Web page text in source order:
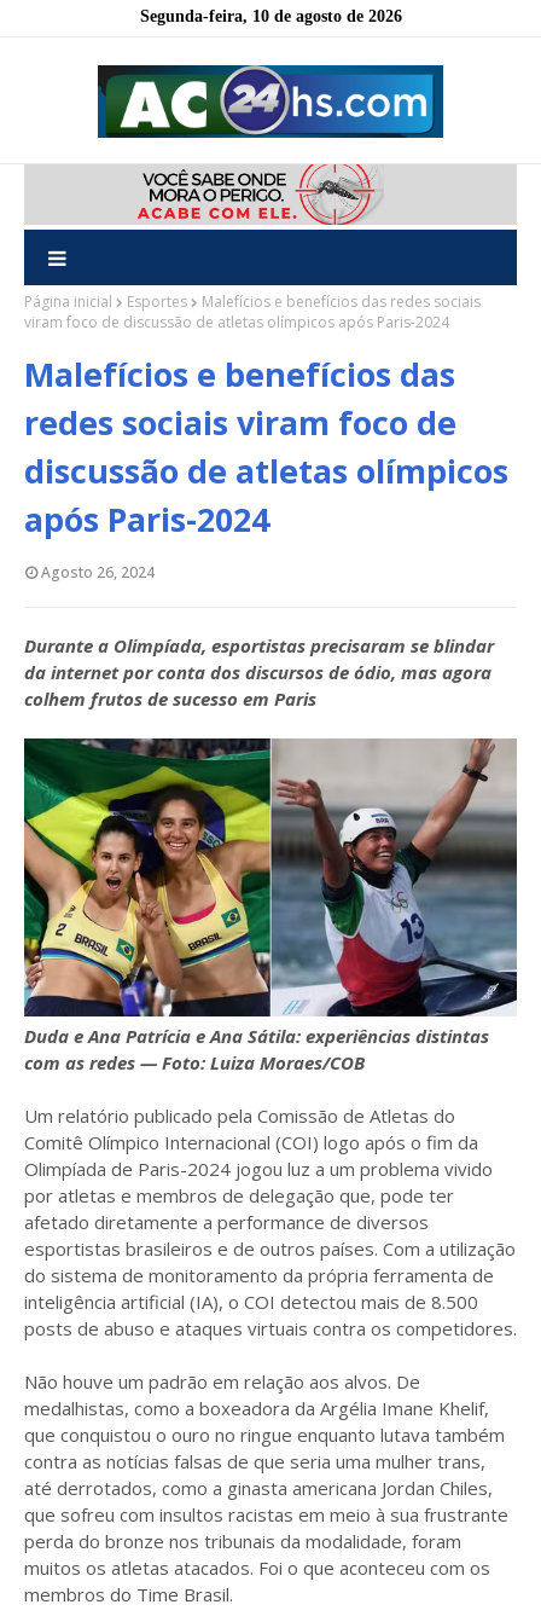
Segunda-feira, 10 de agosto de 2026
Página inicial Esportes
Malefícios e benefícios das redes sociais
viram foco de discussão de atletas olímpicos após Paris-2024
Malefícios e benefícios das
redes sociais viram foco de
discussão de atletas olímpicos
após Paris-2024
Agosto 26, 2024
Durante a Olimpíada, esportistas precisaram se blindar
da internet por conta dos discursos de ódio, mas agora
colhem frutos de sucesso em Paris
Duda e Ana Patrícia e Ana Sátila: experiências distintas
com as redes — Foto: Luiza Moraes/COB
Um relatório publicado pela Comissão de Atletas do
Comitê Olímpico Internacional (COI) logo após o fim da
Olimpíada de Paris-2024 jogou luz a um problema vivido
por atletas e membros de delegação que, pode ter
afetado diretamente a performance de diversos
esportistas brasileiros e de outros países. Com a utilização
do sistema de monitoramento da própria ferramenta de
inteligência artificial (IA), o COI detectou mais de 8.500
posts de abuso e ataques virtuais contra os competidores.
Não houve um padrão em relação aos alvos. De
medalhistas, como a boxeadora da Argélia Imane Khelif,
que conquistou o ouro no ringue enquanto lutava também
contra as notícias falsas de que seria uma mulher trans,
até derrotados, como a ginasta americana Jordan Chiles,
que sofreu com insultos racistas em meio à sua frustrante
perda do bronze nos tribunais da modalidade, foram
muitos os atletas atacados. Foi o que aconteceu com os
membros do Time Brasil.